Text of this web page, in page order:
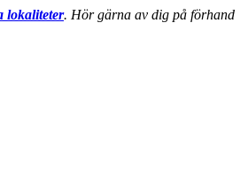
lokaliteter. Hör gärna av dig på förhand